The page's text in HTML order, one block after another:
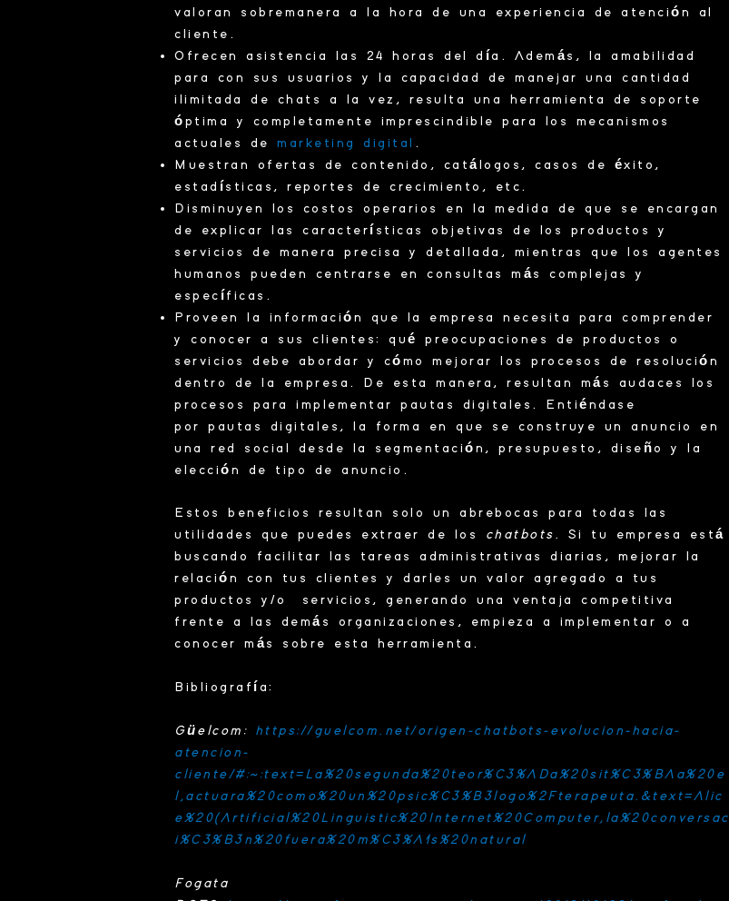
valoran sobremanera a la hora de una experiencia
de atención al
cliente.
Ofrecenasistencia
las 24 horas del día. Además, la amabilidad
para con sus usuarios y la capacidad de manejar una cantidad
ilimitada de chats a la vez, resulta una
herramienta
de soporte
óptima y completamente imprescindible para los mecanismos
actuales demarketing digital .
Muestran ofertas de contenido, catálogos , casos de éxito,
estadísticas, reportes de crecimiento, etc.
Disminuyen los costos operarios en la medida de que se encargan
de explicar lascaracterísticas
objetivas de los productos y
servicios de manera precisa ydetallada , mientras que los agentes
humanos pueden centrarse en consultas más complejas y
específicas.
Proveen la información que la empresa
necesita para comprender
y conocer a sus clientes: qué preocupaciones de productos o
servicios debe abordar y cómo mejorar los procesos de resolución
dentro de la empresa. De esta manera, resultan más audaces los
procesos para implementar pautas digitales. Entiéndase
porpautas digitales , la forma en que se construye un anuncio en
una red social desde la segmentación, presupuesto, diseño y la
elección de tipo de anuncio.
Estosbeneficios
resultan solo un abrebocas para todas las
utilidades que puedes extraer de los chatbots. Si tu empresa está
buscando facilitar las tareas administrativas diarias, mejorar la
relación con tus clientes
y darles un valor agregado a tus
productos y/o servicios, generando una ventaja competitiva
frente a las demás organizaciones, empieza a implementar o a
conocer más sobre esta herramienta.
Bibliografía:
Güelcom: https://guelcom.net/origen-chatbots-evolucion-hacia-
atencion-
cliente/#:~:text=La%20segunda%20teor%C3%ADa%20sit%C3%BAa%20e
l,actuara%20como%20un%20psic%C3%B3logo%2Fterapeuta.&text=Alic
e%20(Artificial%20Linguistic%20Internet%20Computer,la%20conversac
i%C3%B3n%20fuera%20m%C3%A1s%20natural
Fogata